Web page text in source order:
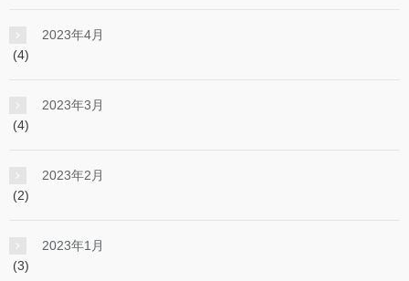
2023年4月
(4)
2023年3月
(4)
2023年2月
(2)
2023年1月
(3)